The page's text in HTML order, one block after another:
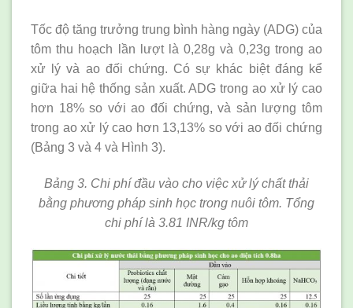
Tốc độ tăng trưởng trung bình hàng ngày (ADG) của
tôm thu hoạch lần lượt là 0,28g và 0,23g trong ao
xử lý và ao đối chứng. Có sự khác biệt đáng kể
giữa hai hệ thống sản xuất. ADG trong ao xử lý cao
hơn 18% so với ao đối chứng, và sản lượng tôm
trong ao xử lý cao hơn 13,13% so với ao đối chứng
(Bảng 3 và 4 và Hình 3).
Bảng 3. Chi phí đầu vào cho việc xử lý chất thải
bằng phương pháp sinh học trong nuôi tôm. Tổng
chi phí là 3.81 INR/kg tôm